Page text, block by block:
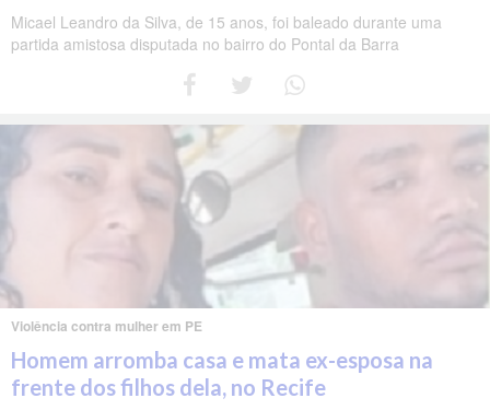
Micael Leandro da Silva, de 15 anos, foi baleado durante uma
partida amistosa disputada no bairro do Pontal da Barra
Violência contra mulher em PE
Homem arromba casa e mata ex-esposa na
frente dos filhos dela, no Recife